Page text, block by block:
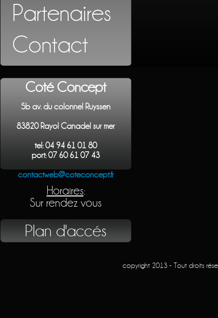
Partenaires
Contact
Coté Concept
5b av. du colonnel Ruyssen
83820 Rayol Canadel sur mer
tel: 04 94 61 01 80
port: 07 60 61 07 43
contactweb@coteconcept.fr
Horaires:
Sur rendez vous
Plan d'accés
copyright 2013 - Tout droits